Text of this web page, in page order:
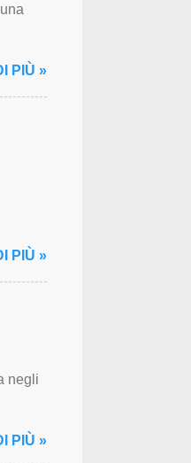
PIÙ »
PIÙ »
negli
PIÙ »